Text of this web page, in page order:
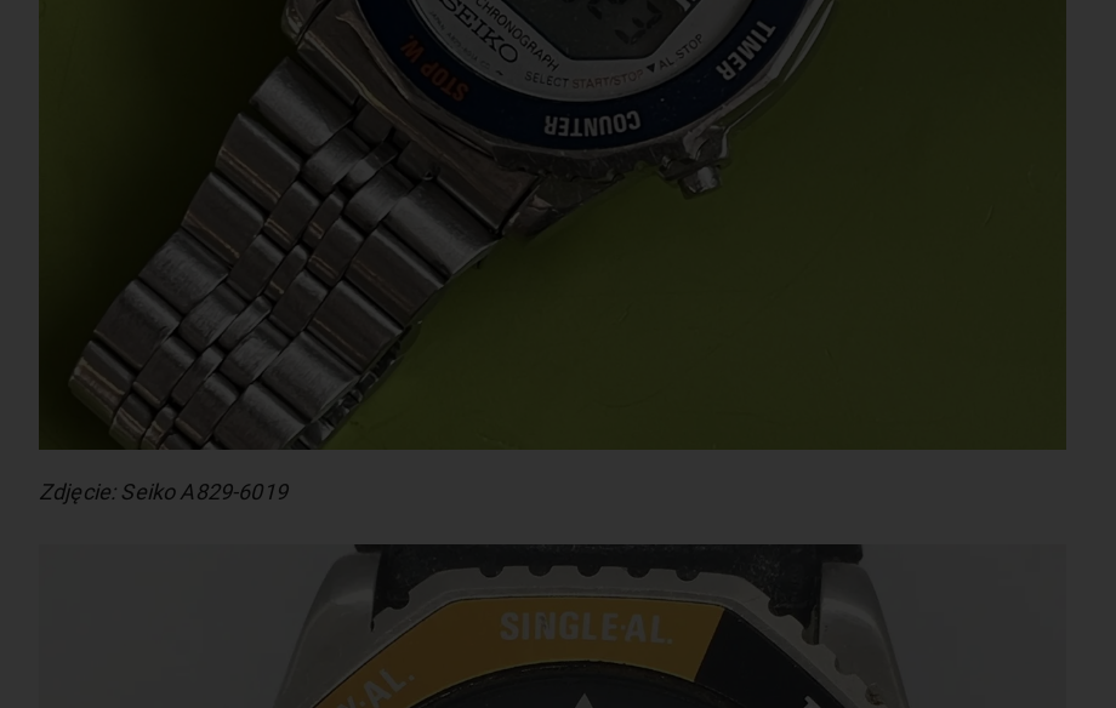
Zdjęcie: Seiko A829-6019